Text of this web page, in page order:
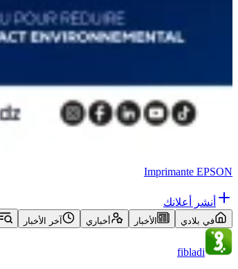
Imprimante EPSON
أنشر أعلانك
في بلادي الأخبار أخباري آخر الأخبار
fibladi